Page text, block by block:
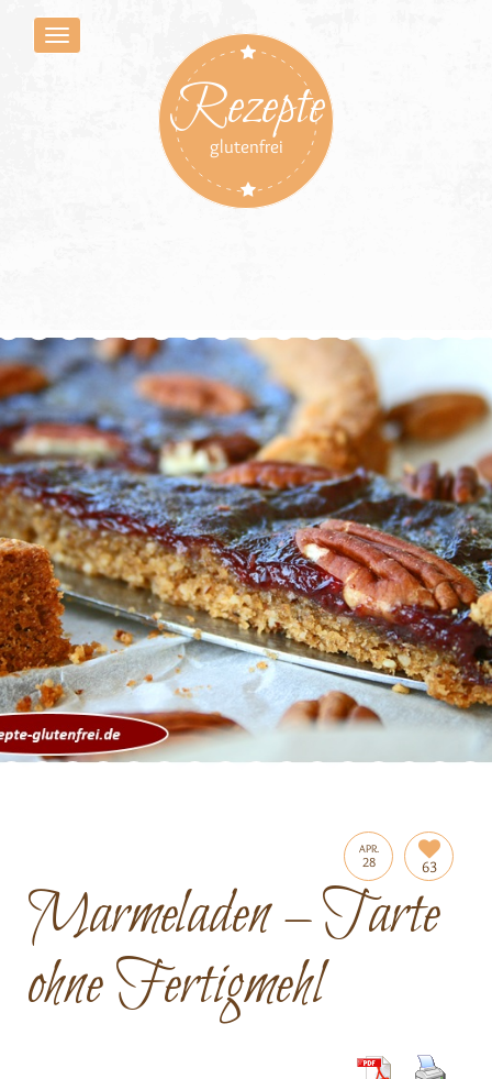
Rezepte
glutenfrei
APR.
28 63
Marmeladen – Tarte
ohne Fertigmehl